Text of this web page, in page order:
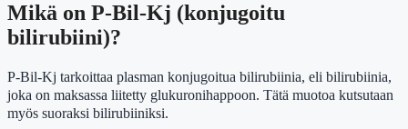
Mikä on P-Bil-Kj (konjugoitu
bilirubiini)?
P-Bil-Kj tarkoittaa plasman konjugoitua bilirubiinia, eli bilirubiinia,
joka on maksassa liitetty glukuronihappoon. Tätä muotoa kutsutaan
myös suoraksi bilirubiiniksi.